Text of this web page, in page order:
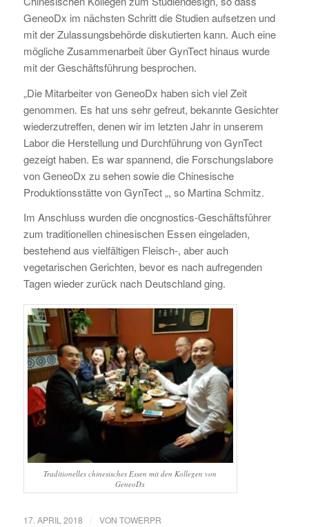
GeneoDx im nächsten Schritt die Studien aufsetzen und
mit der Zulassungsbehörde diskutierten kann. Auch eine
mögliche Zusammenarbeit über GynTect hinaus wurde
mit der Geschäftsführung besprochen.
„Die Mitarbeiter von GeneoDx haben sich viel Zeit
genommen. Es hat uns sehr gefreut, bekannte Gesichter
wiederzutreffen, denen wir im letzten Jahr in unserem
Labor die Herstellung und Durchführung von GynTect
gezeigt haben. Es war spannend, die Forschungslabore
von GeneoDx zu sehen sowie die Chinesische
Produktionsstätte von GynTect „, so Martina Schmitz.
Im Anschluss wurden die oncgnostics-Geschäftsführer
zum traditionellen chinesischen Essen eingeladen,
bestehend aus vielfältigen Fleisch-, aber auch
vegetarischen Gerichten, bevor es nach aufregenden
Tagen wieder zurück nach Deutschland ging.
Traditionelles chinesisches Essen mit den Kollegen von
GeneoDx
17. APRIL 2018 / VON TOWERPR